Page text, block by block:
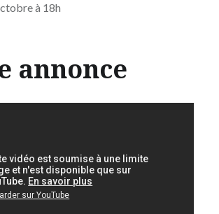
à 18h
annonce